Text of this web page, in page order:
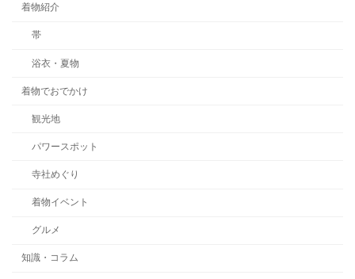
着物紹介
帯
浴衣・夏物
着物でおでかけ
観光地
パワースポット
寺社めぐり
着物イベント
グルメ
知識・コラム